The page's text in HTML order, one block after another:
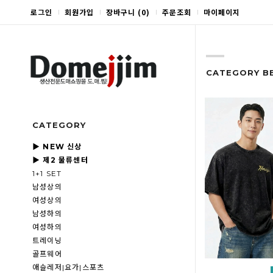
로그인 회원가입 장바구니 (0) 주문조회 마이페이지
CATEGORY
▶ NEW 신상
▶ 제2 물류센터
1+1 SET
남성상의
여성상의
남성하의
여성하의
트레이닝
골프웨어
애슬레저|요가|스포츠
CATEGORY